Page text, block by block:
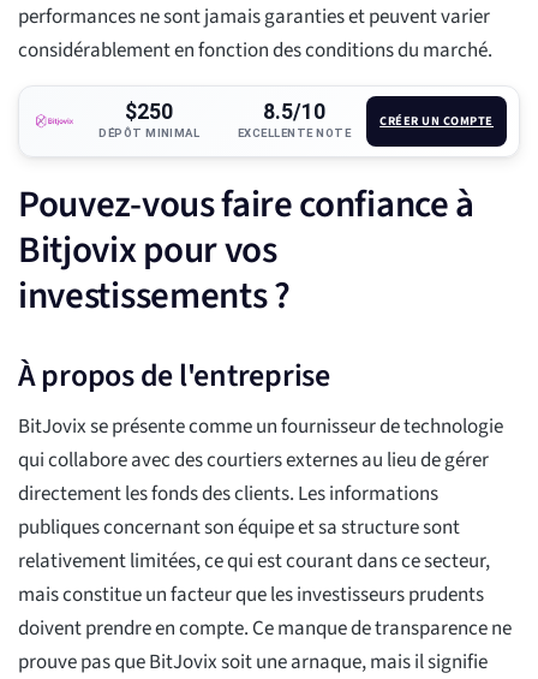
performances ne sont jamais garanties et peuvent varier
considérablement en fonction des conditions du marché.
$250
DÉPÔT MINIMAL
8.5/10
EXCELLENTE NOTE
CRÉER UN COMPTE
Pouvez-vous faire confiance à
Bitjovix pour vos
investissements ?
À propos de l'entreprise
BitJovix se présente comme un fournisseur de technologie
qui collabore avec des courtiers externes au lieu de gérer
directement les fonds des clients. Les informations
publiques concernant son équipe et sa structure sont
relativement limitées, ce qui est courant dans ce secteur,
mais constitue un facteur que les investisseurs prudents
doivent prendre en compte. Ce manque de transparence ne
prouve pas que BitJovix soit une arnaque, mais il signifie